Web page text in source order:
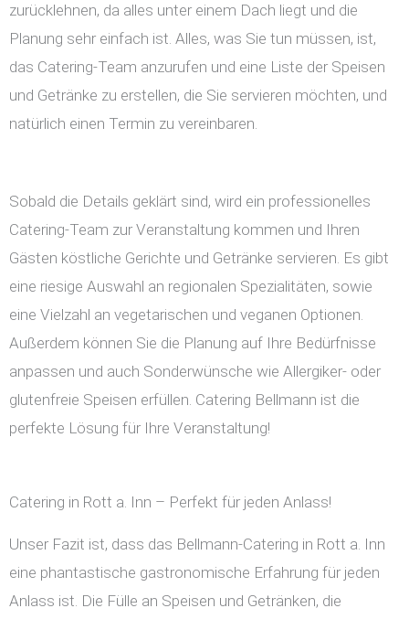
zurücklehnen, da alles unter einem Dach liegt und die
Planung sehr einfach ist. Alles, was Sie tun müssen, ist,
das Catering-Team anzurufen und eine Liste der Speisen
und Getränke zu erstellen, die Sie servieren möchten, und
natürlich einen Termin zu vereinbaren.
Sobald die Details geklärt sind, wird ein professionelles
Catering-Team zur Veranstaltung kommen und Ihren
Gästen köstliche Gerichte und Getränke servieren. Es gibt
eine riesige Auswahl an regionalen Spezialitäten, sowie
eine Vielzahl an vegetarischen und veganen Optionen.
Außerdem können Sie die Planung auf Ihre Bedürfnisse
anpassen und auch Sonderwünsche wie Allergiker- oder
glutenfreie Speisen erfüllen. Catering Bellmann ist die
perfekte Lösung für Ihre Veranstaltung!
Catering in Rott a. Inn – Perfekt für jeden Anlass!
Unser Fazit ist, dass das Bellmann-Catering in Rott a. Inn
eine phantastische gastronomische Erfahrung für jeden
Anlass ist. Die Fülle an Speisen und Getränken, die